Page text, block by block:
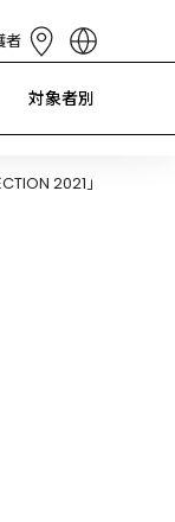
者
简体中文
Bahasa
対象者別
2021」